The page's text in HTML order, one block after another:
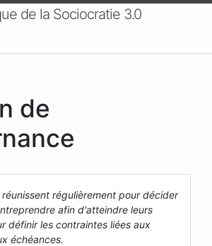
de la Sociocratie 3.0
de
régulièrement pour décider
afin d'atteindre leurs
définir les contraintes liées aux
échéances.